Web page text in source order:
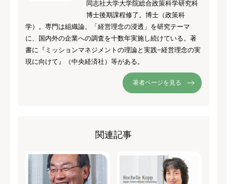
同志社大学大学院総合政策科学研究科
博士後期課程修了。博士（政策科
学）。専門は組織論。「経営理念の浸透」を研究テーマ
に、国内外の企業への調査を十数年実施し続けている。著
書に『ミッションマネジメントの理論と実践−経営理念の実
現に向けて』（中央経済社）等がある。
著者ページを見る
関連記事